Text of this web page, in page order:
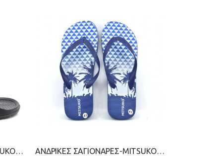
ΑΝΔΡΙΚΕΣ ΣΑΓΙΟΝΑΡΕΣ-MITSUKO-2199-0210-ΜΑΥΡΟ ΑΝΔΡΙΚΕΣ ΣΑΓΙΟΝΑΡΕΣ-MITSUKO-2199-0187-ΜΠΛΕ